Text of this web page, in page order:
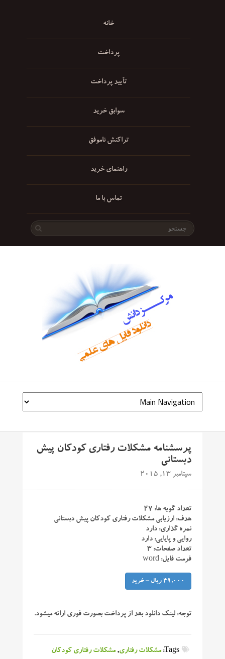
خانه
پرداخت
تأیید پرداخت
سوابق خرید
تراکنش ناموفق
راهنمای خرید
تماس با ما
پرسشنامه مشکلات رفتاری کودکان پیش
دبستانی
سپتامبر 13, 2015
تعداد گویه ها: ۲۷
هدف: ارزیابی مشکلات رفتاری کودکان پیش دبستانی
نمره گذاری: دارد
روایی و پایایی: دارد
تعداد صفحات: ۳
فرمت فایل: word
49,000 ریال – خرید
توجه: لینک دانلود بعد از پرداخت بصورت فوری ارائه میشود.
Tags: مشکلات رفتاری,مشکلات رفتاری کودکان